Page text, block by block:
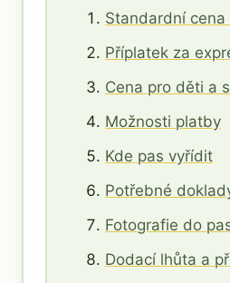
Standardní cena
Příplatek za
Cena pro děti a
Možnosti platby
Kde pas vyřídit
Potřebné
Fotografie do
Dodací lhůta a